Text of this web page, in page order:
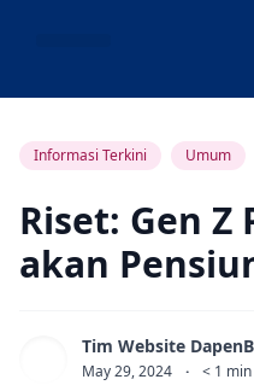
Informasi Terkini Umum
Riset: Gen
akan
Tim Website
May 29, 2024 · < 1